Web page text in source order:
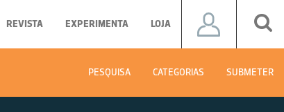
REVISTA EXPERIMENTA LOJA
PESQUISA CATEGORIAS SUBMETER